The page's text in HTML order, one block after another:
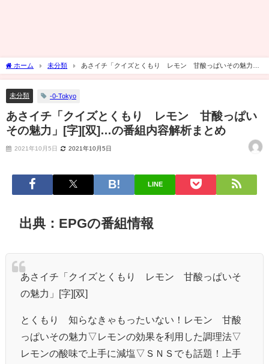
ホーム 未分類
あさイチ「クイズとくもり レモン 甘酸っぱいその魅力」
[字][双]…の番組内容解析まとめ
未分類 -0-Tokyo
あさイチ「クイズとくもり レモン 甘酸っぱい
その魅力」[字][双]…の番組内容解析まとめ
2021年10月5日 2021年10月5日
LINE
出典：EPGの番組情報
あさイチ「クイズとくもり レモン 甘酸っぱいそ
の魅力」[字][双]
とくもり 知らなきゃもったいない！レモン 甘酸
っぱいその魅力▽レモンの効果を利用した調理法▽
レモンの酸味で上手に減塩▽ＳＮＳでも話題！上手